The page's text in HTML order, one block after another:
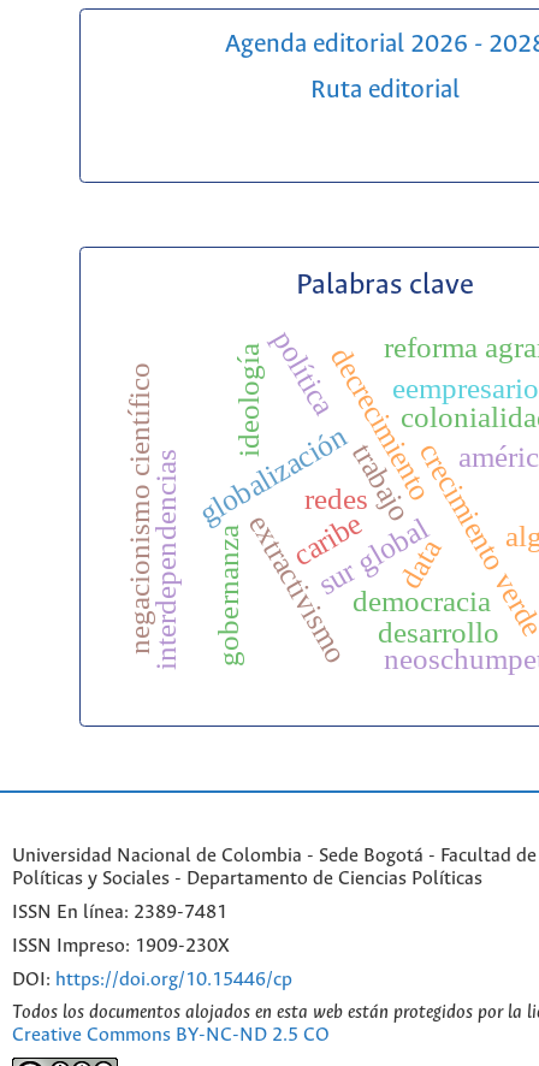
Agenda editorial 2026 -
Ruta editorial
Palabras clave
decrecimiento
sur global
extractivismo
globalización
interdependencias
ideología
democracia
negacionismo científico trabajo
redes
data
política
gobernanza
reforma
desarrollo
caribe
Universidad Nacional de Colombia - Sede Bogotá - Facultad
Políticas y Sociales - Departamento de Ciencias Políticas
ISSN En línea: 2389-7481
ISSN Impreso: 1909-230X
DOI: https://doi.org/10.15446/cp
Todos los documentos alojados en esta web están protegidos por la
Creative Commons BY-NC-ND 2.5 CO